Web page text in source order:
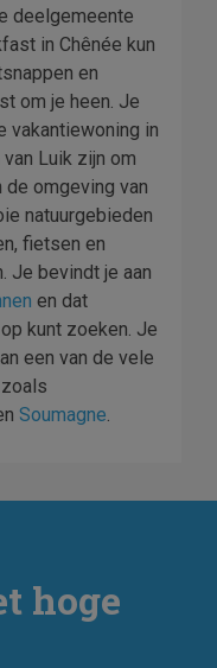
deelgemeente
in Chênée kun
en
om je heen. Je
vakantiewoning in
Luik zijn om
de omgeving van
natuurgebieden
fietsen en
Je bevindt je aan
en dat
kunt zoeken. Je
een van de vele
Soumagne.
hoge